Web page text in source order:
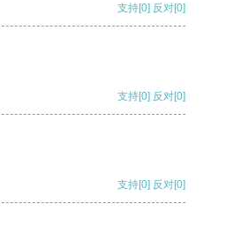
支持[0] 反对[0]
支持[0] 反对[0]
支持[0] 反对[0]